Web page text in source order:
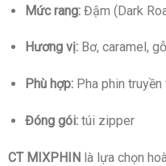
Mức rang:Đậm (Dark
Hương vị:Bơ, caramel,
Phù hợp:Pha phin truyền
Đóng gói:túi zipper
CT MIXPHIN là lựa chọn